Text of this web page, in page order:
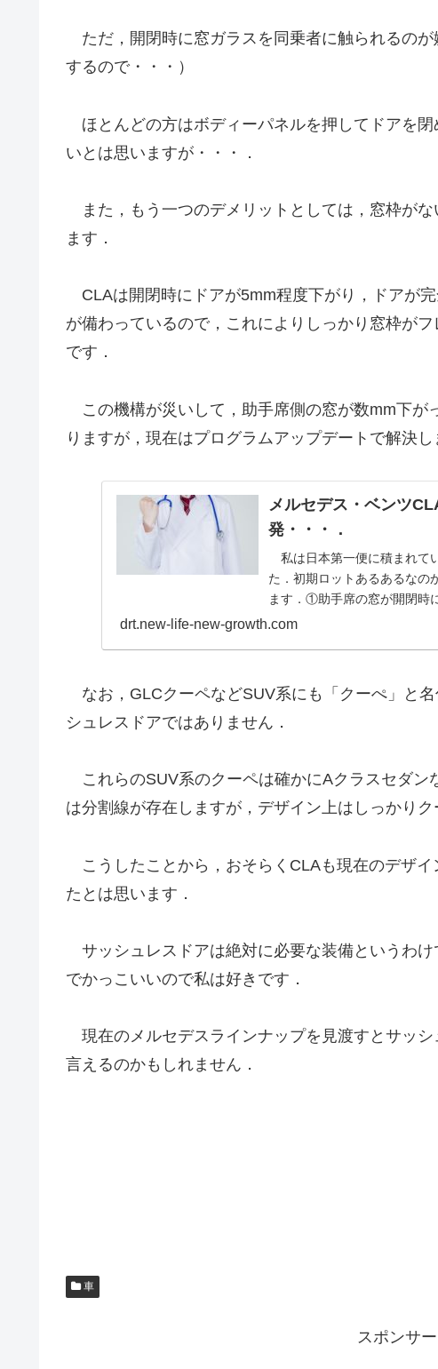
ただ，開閉時に窓ガラスを同乗者に触られるの
するので・・・）
ほとんどの方はボディーパネルを押してドアを
いとは思いますが・・・．
また，もう一つのデメリットとしては，窓枠が
ます．
CLAは開閉時にドアが5mm程度下がり，ドアが
が備わっているので，これによりしっかり窓枠が
です．
この機構が災いして，助手席側の窓が数mm下が
りますが，現在はプログラムアップデートで解決し
メルセデス・ベンツ
発・・・．
私は日本第一便に積まれて
た．初期ロットあるあるなの
ます．①助手席の窓が開閉時
drt.new-life-new-growth.com
なお，GLCクーペなどSUV系にも「クーぺ」と
シュレスドアではありません．
これらのSUV系のクーペは確かにAクラスセダン
は分割線が存在しますが，デザイン上はしっかり
こうしたことから，おそらくCLAも現在のデザ
たとは思います．
サッシュレスドアは絶対に必要な装備というわ
でかっこいいので私は好きです．
現在のメルセデスラインナップを見渡すとサッ
言えるのかもしれません．
車
スポンサ